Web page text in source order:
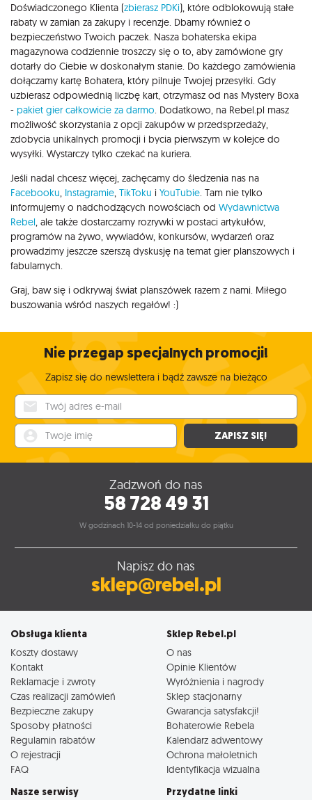
Doświadczonego Klienta (zbierasz PDKi), które odblokowują stałe
rabaty w zamian za zakupy i recenzje. Dbamy również o
bezpieczeństwo Twoich paczek. Nasza bohaterska ekipa
magazynowa codziennie troszczy się o to, aby zamówione gry
dotarły do Ciebie w doskonałym stanie. Do każdego zamówienia
dołączamy kartę Bohatera, który pilnuje Twojej przesyłki. Gdy
uzbierasz odpowiednią liczbę kart, otrzymasz od nas Mystery Boxa
- pakiet gier całkowicie za darmo . Dodatkowo, na Rebel.pl masz
możliwość skorzystania z opcji zakupów w przedsprzedaży,
zdobycia unikalnych promocji i bycia pierwszym w kolejce do
wysyłki. Wystarczy tylko czekać na kuriera.
Jeśli nadal chcesz więcej, zachęcamy do śledzenia nas na
Facebooku Instagramie TikToku i YouTubie . Tam nie tylko
informujemy o nadchodzących nowościach od Wydawnictwa
Rebel , ale także dostarczamy rozrywki w postaci artykułów,
programów na żywo, wywiadów, konkursów, wydarzeń oraz
prowadzimy jeszcze szerszą dyskusję na temat gier planszowych i
fabularnych.
Graj, baw się i odkrywaj świat planszówek razem z nami. Miłego
buszowania wśród naszych regałów! :)
Nie przegap specjalnych promocji!
Zapisz się do newslettera i bądź zawsze na bieżąco
ZAPISZ SIĘ!
Zadzwoń do nas
58 728 49 31
W godzinach 10-14 od poniedziałku do piątku
Napisz do nas
sklep@rebel.pl
Obsługa klienta
Koszty dostawy
Kontakt
Reklamacje i zwroty
Czas realizacji zamówień
Bezpieczne zakupy
Sposoby płatności
Regulamin rabatów
O rejestracji
FAQ
Sklep Rebel.pl
O nas
Opinie Klientów
Wyróżnienia i nagrody
Sklep stacjonarny
Gwarancja satysfakcji!
Bohaterowie Rebela
Kalendarz adwentowy
Ochrona małoletnich
Identyfikacja wizualna
Nasze serwisy Przydatne linki